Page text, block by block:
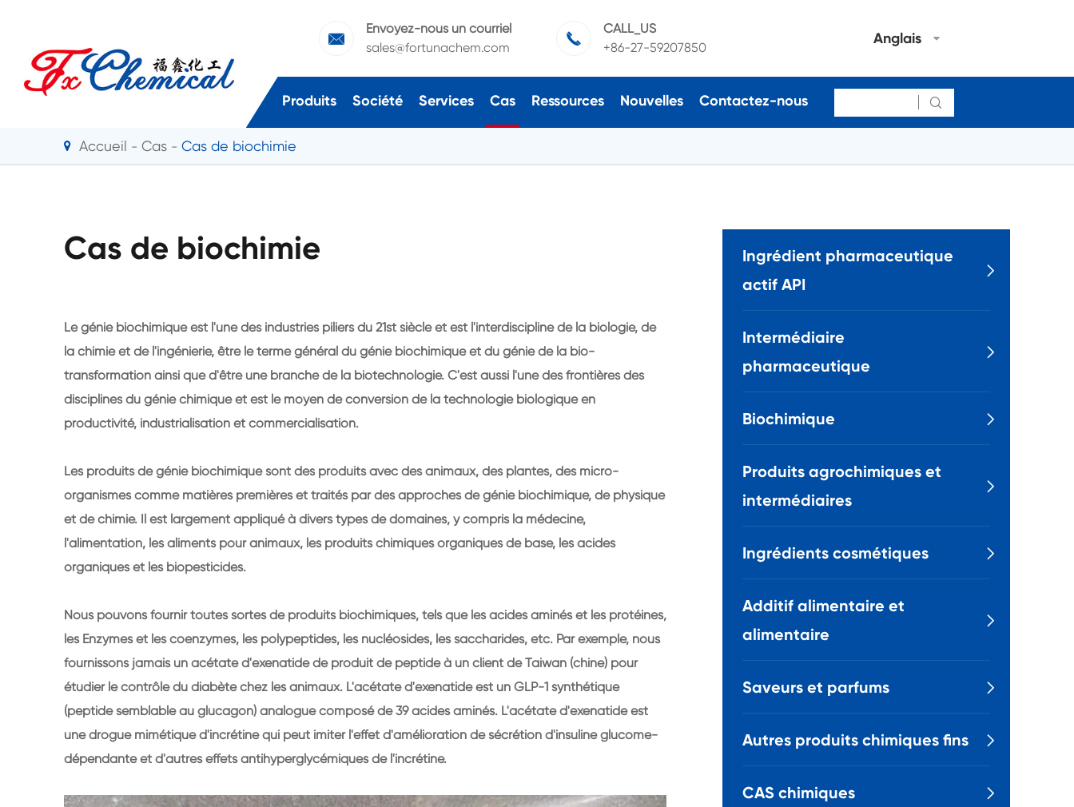

Envoyez-nous un courriel
sales@fortunachem.com

CALL_US
+86-27-59207850
Anglais
Produits Société Services Cas Ressources Nouvelles Contactez-nous 
Accueil Cas Cas de biochimie
Cas de biochimie
Le génie biochimique est l'une des industries piliers du 21st siècle et est l'interdiscipline de la biologie, de
la chimie et de l'ingénierie, être le terme général du génie biochimique et du génie de la bio-
transformation ainsi que d'être une branche de la biotechnologie. C'est aussi l'une des frontières des
disciplines du génie chimique et est le moyen de conversion de la technologie biologique en
productivité, industrialisation et commercialisation.
Les produits de génie biochimique sont des produits avec des animaux, des plantes, des micro-
organismes comme matières premières et traités par des approches de génie biochimique, de physique
et de chimie. Il est largement appliqué à divers types de domaines, y compris la médecine,
l'alimentation, les aliments pour animaux, les produits chimiques organiques de base, les acides
organiques et les biopesticides.
Nous pouvons fournir toutes sortes de produits biochimiques, tels que les acides aminés et les protéines,
les Enzymes et les coenzymes, les polypeptides, les nucléosides, les saccharides, etc. Par exemple, nous
fournissons jamais un acétate d'exenatide de produit de peptide à un client de Taiwan (chine) pour
étudier le contrôle du diabète chez les animaux. L'acétate d'exenatide est un GLP-1 synthétique
(peptide semblable au glucagon) analogue composé de 39 acides aminés. L'acétate d'exenatide est
une drogue mimétique d'incrétine qui peut imiter l'effet d'amélioration de sécrétion d'insuline glucome-
dépendante et d'autres effets antihyperglycémiques de l'incrétine.
Ingrédient pharmaceutique
actif API

Intermédiaire
pharmaceutique

Biochimique 
Produits agrochimiques et
intermédiaires

Ingrédients cosmétiques 
Additif alimentaire et
alimentaire

Saveurs et parfums 
Autres produits chimiques fins 
CAS chimiques 